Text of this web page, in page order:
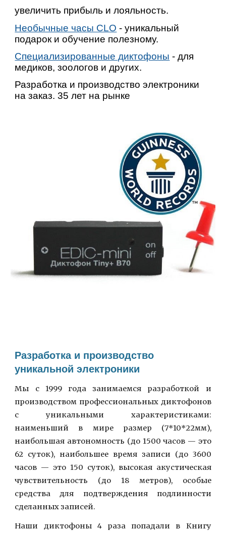
увеличить прибыль и лояльность.
Необычные часы CLO - уникальный
подарок и обучение полезному.
Специализированные диктофоны - для
медиков,зоологов и других.
Разработка и производство электроники
на заказ. 35 лет на рынке
Разработка и производство
уникальной электроники
Мы с 1999 года занимаемся разработкой и
производством профессиональных диктофонов
с уникальными характеристиками:
наименьший в мире размер (7*10*22мм),
наибольшая автономность (до 1500 часов — это
62 суток), наибольшее время записи (до 3600
часов — это 150 суток), высокая акустическая
чувствительность (до 18 метров), особые
средства для подтверждения подлинности
сделанных записей.
Наши диктофоны 4 раза попадали в Книгу